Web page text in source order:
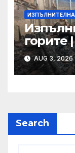
ИЗПЪЛНИТЕЛНА
горите
AUG 3, 2026
Search